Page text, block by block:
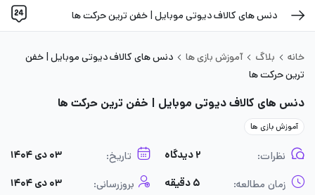
دنس های کالاف دیوتی موبایل | خفن ترین حرکت ها
خانه بلاگ آموزش بازی ها
دنس های کالاف دیوتی موبایل | خفن
ترین حرکت ها
دنس های کالاف دیوتی موبایل | خفن ترین حرکت ها
آموزش بازی ها
نظرات: ۲ دیدگاه تاریخ: ۰۳ دی ۱۴۰۴
زمان مطالعه: ۵ دقیقه بروزرسانی: ۰۳ دی ۱۴۰۴